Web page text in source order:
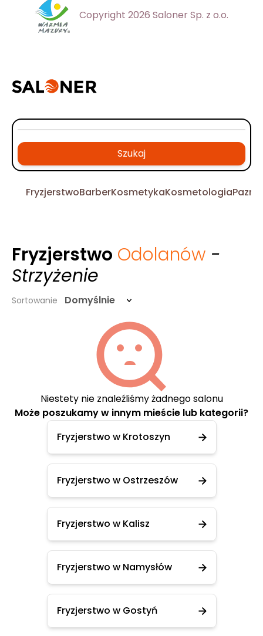
Copyright 2026 Saloner Sp. z o.o.
Szukaj
FryzjerstwoBarberKosmetykaKosmetologia
Fryzjerstwo Odolanów -
Strzyżenie
Sortowanie Domyślnie
Niestety nie znaleźliśmy żadnego salonu
Może poszukamy w innym mieście lub kategorii?
Fryzjerstwo w Krotoszyn
Fryzjerstwo w Ostrzeszów
Fryzjerstwo w Kalisz
Fryzjerstwo w Namysłów
Fryzjerstwo w Gostyń